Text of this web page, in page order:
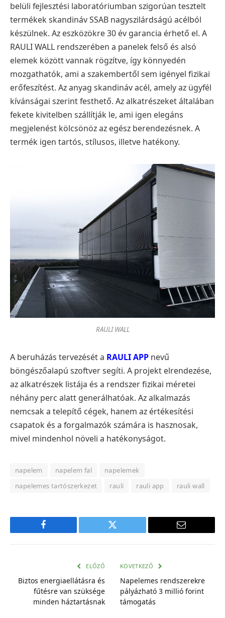
belüli fejlesztési laboratóriumban szigorúan tesztelt
termékek skandináv SSAB nagyszilárdságú acélból
készülnek. Az eszközökre 30 év garancia érhető el. A
RAULI WALL rendszerében a panelek felső és alsó
elemek között vannak rögzítve, így könnyedén
mozgathatók, ami a szakembertől sem igényel fizikai
erőfeszítést. Az anyag skandináv acél, amely az ügyfél
kívánságai szerint festhető. Az alkatrészeket általában
fekete kivitelben szállítják le, ami igen elegáns
megjelenést kölcsönöz az egész berendezésnek. A
termék igen tartós, stílusos, illetve hatékony.
RAULI WALL
A beruházás tervezését a RAULI APP nevű
böngészőalapú szoftver segíti. A projekt elrendezése,
az alkatrészek listája és a rendszer fizikai méretei
néhány perc alatt generálhatóak. Az alkalmazás
nemcsak a telepítő cégek, hanem az értékesítési
csapatok és a forgalmazók számára is hasznosak,
mivel mindenhol növeli a hatékonyságot.
napelem napelem fal
napelemek
napelemes tartószerkezet
rauli rauli app rauli wall
Facebook Twitter
E-
ELŐZŐ
Biztos energiaellátásra és
fűtésre van szüksége
minden háztartásnak
KÖVETKEZŐ
Napelemes rendszerekre
pályázható 3 millió forint
támogatás